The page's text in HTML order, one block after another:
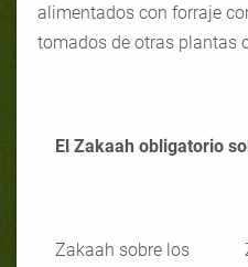
alimentados con forraje
tomados de otras plantas
El Zakaah obligatorio
Zakaah sobre los